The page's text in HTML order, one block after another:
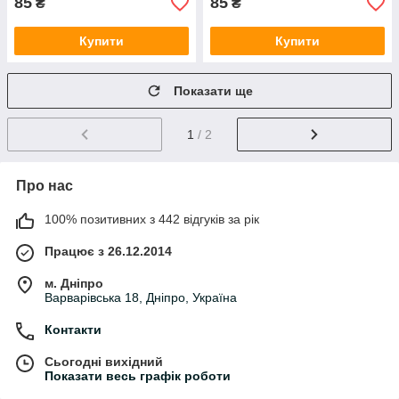
₴
Купити
₴
Купити
Показати ще
1 / 2
Про нас
100% позитивних з 442 відгуків за рік
Працює з 26.12.2014
м. Дніпро
Варварівська 18, Дніпро, Україна
Контакти
Сьогодні вихідний
Показати весь графік роботи